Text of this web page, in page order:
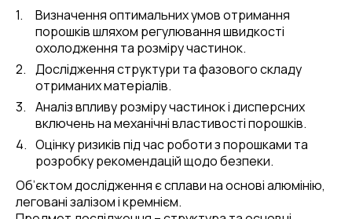
Визначення оптимальних умов отримання
порошків шляхом регулювання швидкості
охолодження та розміру частинок.
Дослідження структури та фазового складу
отриманих матеріалів.
Аналіз впливу розміру частинок і дисперсних
включень на механічні властивості порошків.
Оцінку ризиків під час роботи з порошками та
розробку рекомендацій щодо безпеки.
Об’єктом дослідження є сплави на основі алюмінію,
леговані залізом і кремнієм.